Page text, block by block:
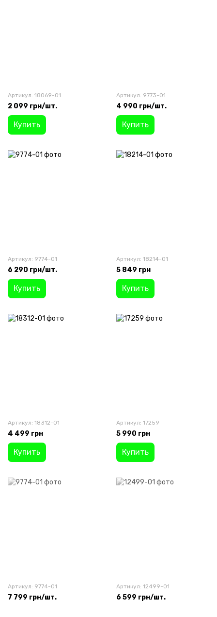
Артикул: 18069-01
2 099 грн/шт.
Купить
Артикул: 9773-01
4 990 грн/шт.
Купить
Артикул: 9774-01
6 290 грн/шт.
Купить
Артикул: 18214-01
5 849 грн
Купить
Артикул: 18312-01
4 499 грн
Купить
Артикул: 17259
5 990 грн
Купить
Артикул: 9774-01
7 799 грн/шт.
Артикул: 12499-01
6 599 грн/шт.